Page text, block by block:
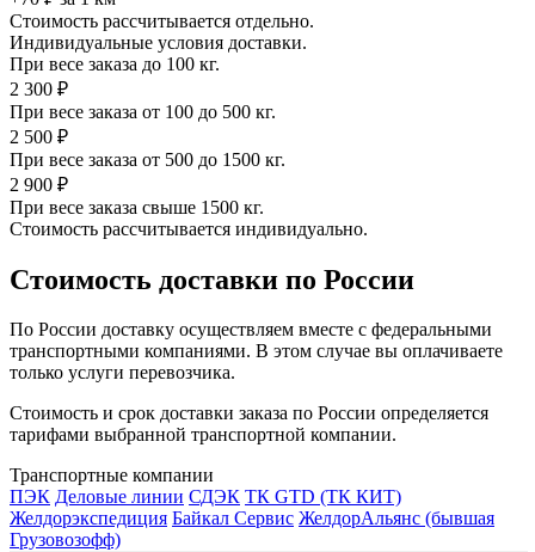
Стоимость рассчитывается отдельно.
Индивидуальные условия доставки.
При весе заказа до 100 кг.
2 300 ₽
При весе заказа от 100 до 500 кг.
2 500 ₽
При весе заказа от 500 до 1500 кг.
2 900 ₽
При весе заказа свыше 1500 кг.
Стоимость рассчитывается индивидуально.
Стоимость доставки по России
По России доставку осуществляем вместе с федеральными
транспортными компаниями. В этом случае вы оплачиваете
только услуги перевозчика.
Стоимость и срок доставки заказа по России определяется
тарифами выбранной транспортной компании.
Транспортные компании
ПЭК Деловые линии СДЭК ТК GTD (ТК КИТ)
Желдорэкспедиция Байкал Сервис ЖелдорАльянс (бывшая
Грузовозофф)